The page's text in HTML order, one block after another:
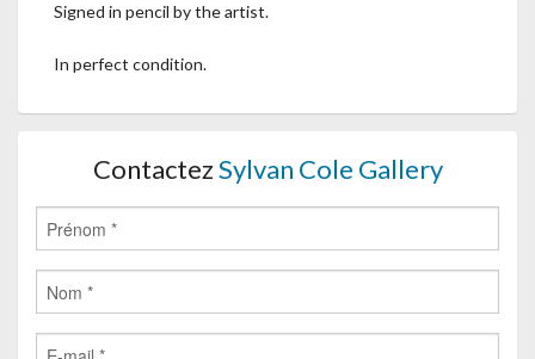
Signed in pencil by the artist.
In perfect condition.
ContactezSylvan Cole Gallery